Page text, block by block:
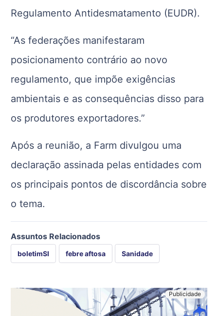
Regulamento Antidesmatamento (EUDR).
“As federações manifestaram
posicionamento contrário ao novo
regulamento, que impõe exigências
ambientais e as consequências disso para
os produtores exportadores.”
Após a reunião, a Farm divulgou uma
declaração assinada pelas entidades com
os principais pontos de discordância sobre
o tema.
Assuntos Relacionados
boletimSI febre aftosa Sanidade